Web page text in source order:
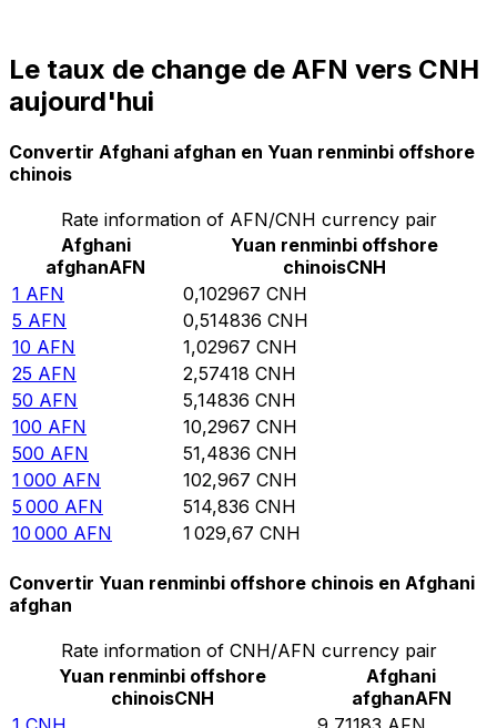
Le taux de change de AFN vers CNH
aujourd'hui
Convertir Afghani afghan en Yuan renminbi offshore
chinois
Rate information of AFN/CNH currency pair
Afghani
afghanAFN
Yuan renminbi offshore
chinoisCNH
1 AFN 0,102967 CNH
5 AFN 0,514836 CNH
10 AFN 1,02967 CNH
25 AFN 2,57418 CNH
50 AFN 5,14836 CNH
100 AFN 10,2967 CNH
500 AFN 51,4836 CNH
1 000 AFN 102,967 CNH
5 000 AFN 514,836 CNH
10 000 AFN 1 029,67 CNH
Convertir Yuan renminbi offshore chinois en Afghani
afghan
Rate information of CNH/AFN currency pair
Yuan renminbi offshore
chinoisCNH
Afghani
afghanAFN